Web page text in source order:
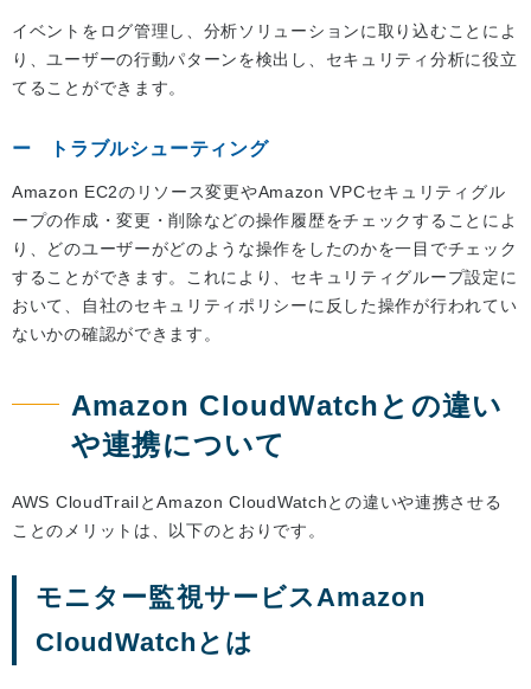
イベントをログ管理し、分析ソリューションに取り込むことによ
り、ユーザーの行動パターンを検出し、セキュリティ分析に役立
てることができます。
トラブルシューティング
Amazon EC2のリソース変更やAmazon VPCセキュリティグル
ープの作成・変更・削除などの操作履歴をチェックすることによ
り、どのユーザーがどのような操作をしたのかを一目でチェック
することができます。これにより、セキュリティグループ設定に
おいて、自社のセキュリティポリシーに反した操作が行われてい
ないかの確認ができます。
Amazon CloudWatchとの違い
や連携について
AWS CloudTrailとAmazon CloudWatchとの違いや連携させる
ことのメリットは、以下のとおりです。
モニター監視サービスAmazon
CloudWatchとは